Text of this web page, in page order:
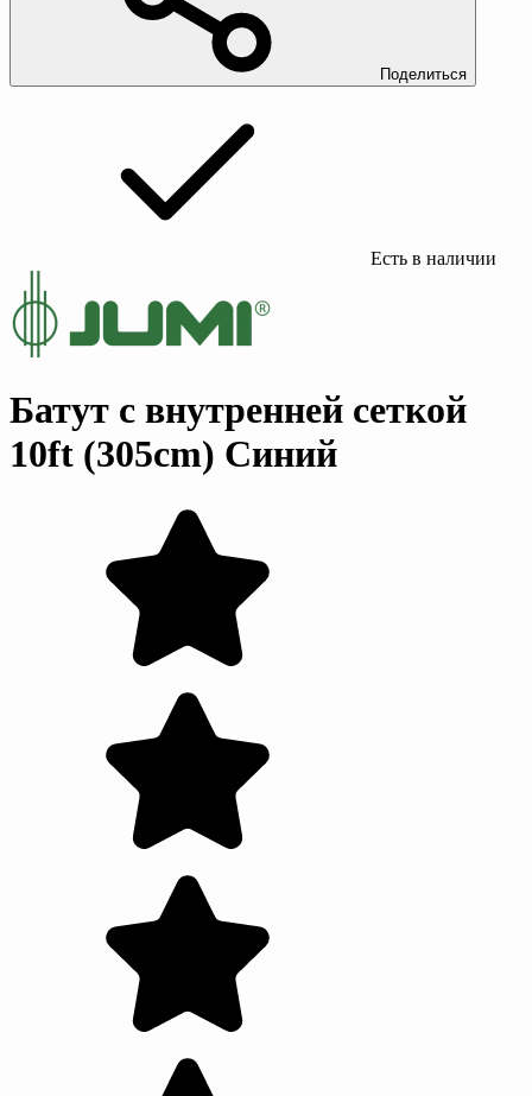
Поделиться
Есть в наличии
Батут с внутренней сеткой
10ft (305cm) Синий